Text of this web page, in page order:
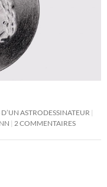
ASTRODESSINATEUR
2 COMMENTAIRES